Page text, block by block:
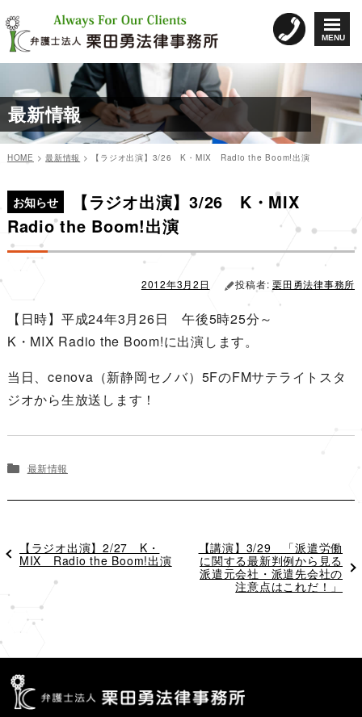
MENU
ン
テ
ン
へ
ス
キ
ッ
最新情報
HOME >最新情報 > 【ラジオ出演】3/26 K・MIX Radio the Boom!出演
お知らせ
【ラジオ出演】3/26 K・MIX
Radio the Boom!出演
日:
2012年3月2日 投稿者:栗田勇法律事務所
【日時】平成24年3月26日 午後5時25分～
K・MIX Radio the Boom!に出演します。
当日、cenova（新静岡セノバ）5FのFMサテライトスタ
ジオから生放送します！
ゴ
リ
ー
最新情報
稿
ナ
ビ
ゲ
ョ
ン
過
去
【ラジオ出演】2/27 K・
MIX Radio the Boom!出演
次
の
投
【講演】3/29 「派遣労働
に関する最新判例から見る
派遣元会社・派遣先会社の
注意点はこれだ！」